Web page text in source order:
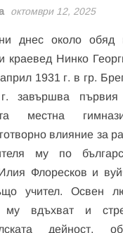
октомври 12, 2025
днес около обяд
краевед Нинко
1931 г. в гр.
завършва първия
местна
влияние за
му по
Флоресков и
учител. Освен
му вдъхват и
дейност,